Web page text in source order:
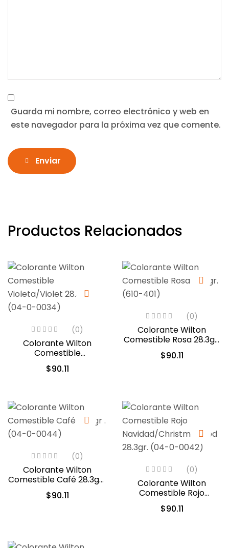
Guarda mi nombre, correo electrónico y web en
este navegador para la próxima vez que comente.
Enviar
Productos Relacionados
(0)
Colorante Wilton
Comestible
Violeta/Violet 28.3gr.
(04-0-0034)
$90.11
(0)
Colorante Wilton
Comestible Rosa 28.3gr.
(610-401)
$90.11
(0)
Colorante Wilton
Comestible Café 28.3gr .
(04-0-0044)
$90.11
(0)
Colorante Wilton
Comestible Rojo
Navidad/Christmas Red
28.3gr. (04-0-0042)
$90.11